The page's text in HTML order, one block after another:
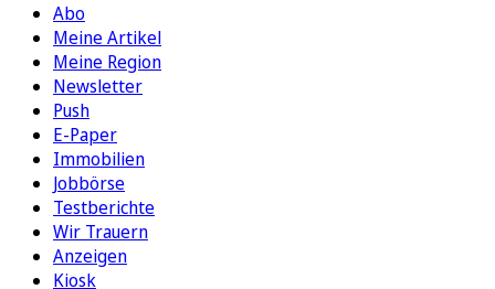
Abo
Meine Artikel
Meine Region
Newsletter
Push
E-Paper
Immobilien
Jobbörse
Testberichte
Wir Trauern
Anzeigen
Kiosk